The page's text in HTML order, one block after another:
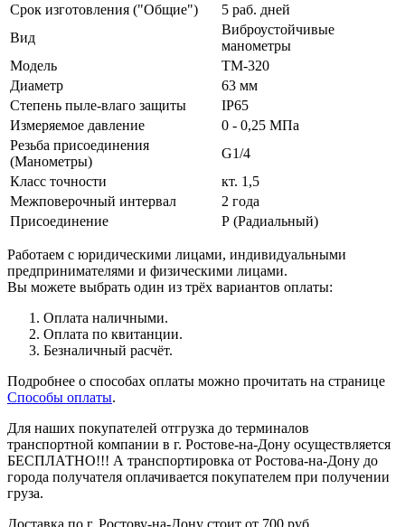
Срок изготовления ("Общие")
5 раб. дней
Вид
Виброустойчивые
манометры
Модель
ТМ-320
Диаметр
63 мм
Степень пыле-влаго защиты
IP65
Измеряемое давление
0 - 0,25 МПа
Резьба присоединения
(Манометры)
G1/4
Класс точности
кт. 1,5
Межповерочный интервал
2 года
Присоединение
Р (Радиальный)
Работаем с юридическими лицами, индивидуальными
предпринимателями и физическими лицами.
Вы можете выбрать один из трёх вариантов оплаты:
Оплата наличными.
Оплата по квитанции.
Безналичный расчёт.
Подробнее о способах оплаты можно прочитать на странице
Способы оплаты.
Для наших покупателей отгрузка до терминалов
транспортной компании в г. Ростове-на-Дону осуществляется
БЕСПЛАТНО!!! А транспортировка от Ростова-на-Дону до
города получателя оплачивается покупателем при получении
груза.
Доставка по г. Ростову-на-Дону стоит от 700 руб.